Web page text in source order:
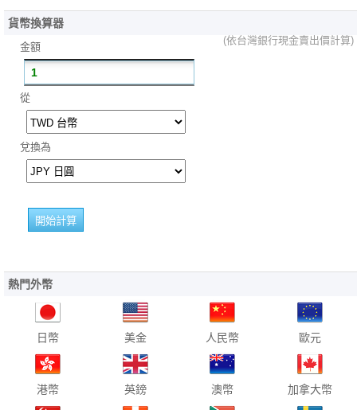
貨幣換算器
(依台灣銀行現金賣出價計算)
金額
從
兌換為
熱門外幣
日幣 美金 人民幣 歐元
港幣 英鎊 澳幣 加拿大幣